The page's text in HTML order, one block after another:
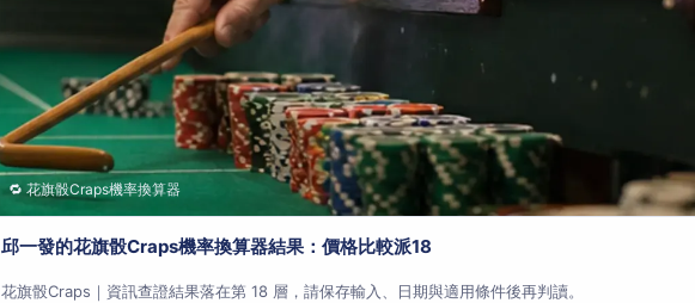
🔁 花旗骰Craps機率換算器
邱一發的花旗骰Craps機率換算器結果：價格比較派18
花旗骰Craps｜資訊查證結果落在第 18 層，請保存輸入、日期與適用條件後再判讀。